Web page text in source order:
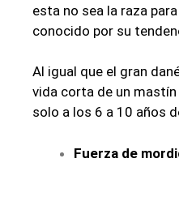
esta no sea la raza
conocido por su
Al igual que el gran
vida corta de un
solo a los 6 a 10 años
Fuerza de